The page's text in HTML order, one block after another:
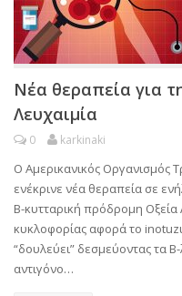
Νέα θεραπεία για
Λευχαιμία
0 karkinaki
Ο Αμερικανικός Οργανισμός
ενέκρινε νέα θεραπεία σε
B-κυτταρική πρόδρομη
κυκλοφορίας αφορά το
“δουλεύει” δεσμεύοντας τα
αντιγόνο…